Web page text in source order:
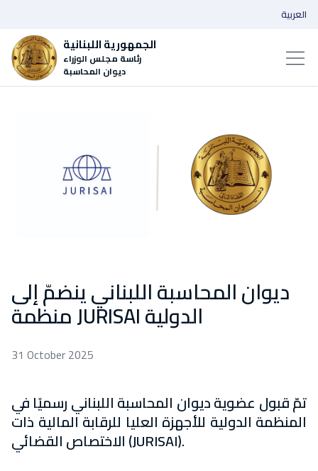
الجمهورية اللبنانية
رئاسة مجلس الوزراء
ديوان المحاسبة
العربية
ديوان المحاسبة اللبناني ينضمّ إلى
منظمة JURISAI الدولية
31 October 2025
تمّ قبول عضوية ديوان المحاسبة اللبناني رسميًا في
المنظمة الدولية للأجهزة العليا للرقابة المالية ذات
الاختصاص القضائي (JURISAI).